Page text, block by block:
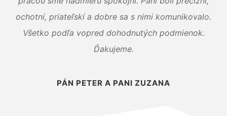
ochotní, priateľskí a dobre sa s nimi komunikovalo.
Všetko podľa vopred dohodnutých podmienok.
Ďakujeme.
PÁN PETER A PANI ZUZANA